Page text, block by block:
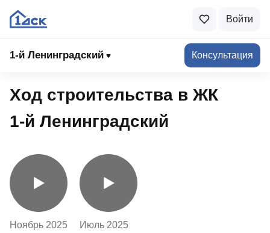
Войти
1-й Ленинградский Консультация
1-й Ленинградский
Ход строительства в ЖК
1‑й Ленинградский
Ноябрь 2025 Июль 2025